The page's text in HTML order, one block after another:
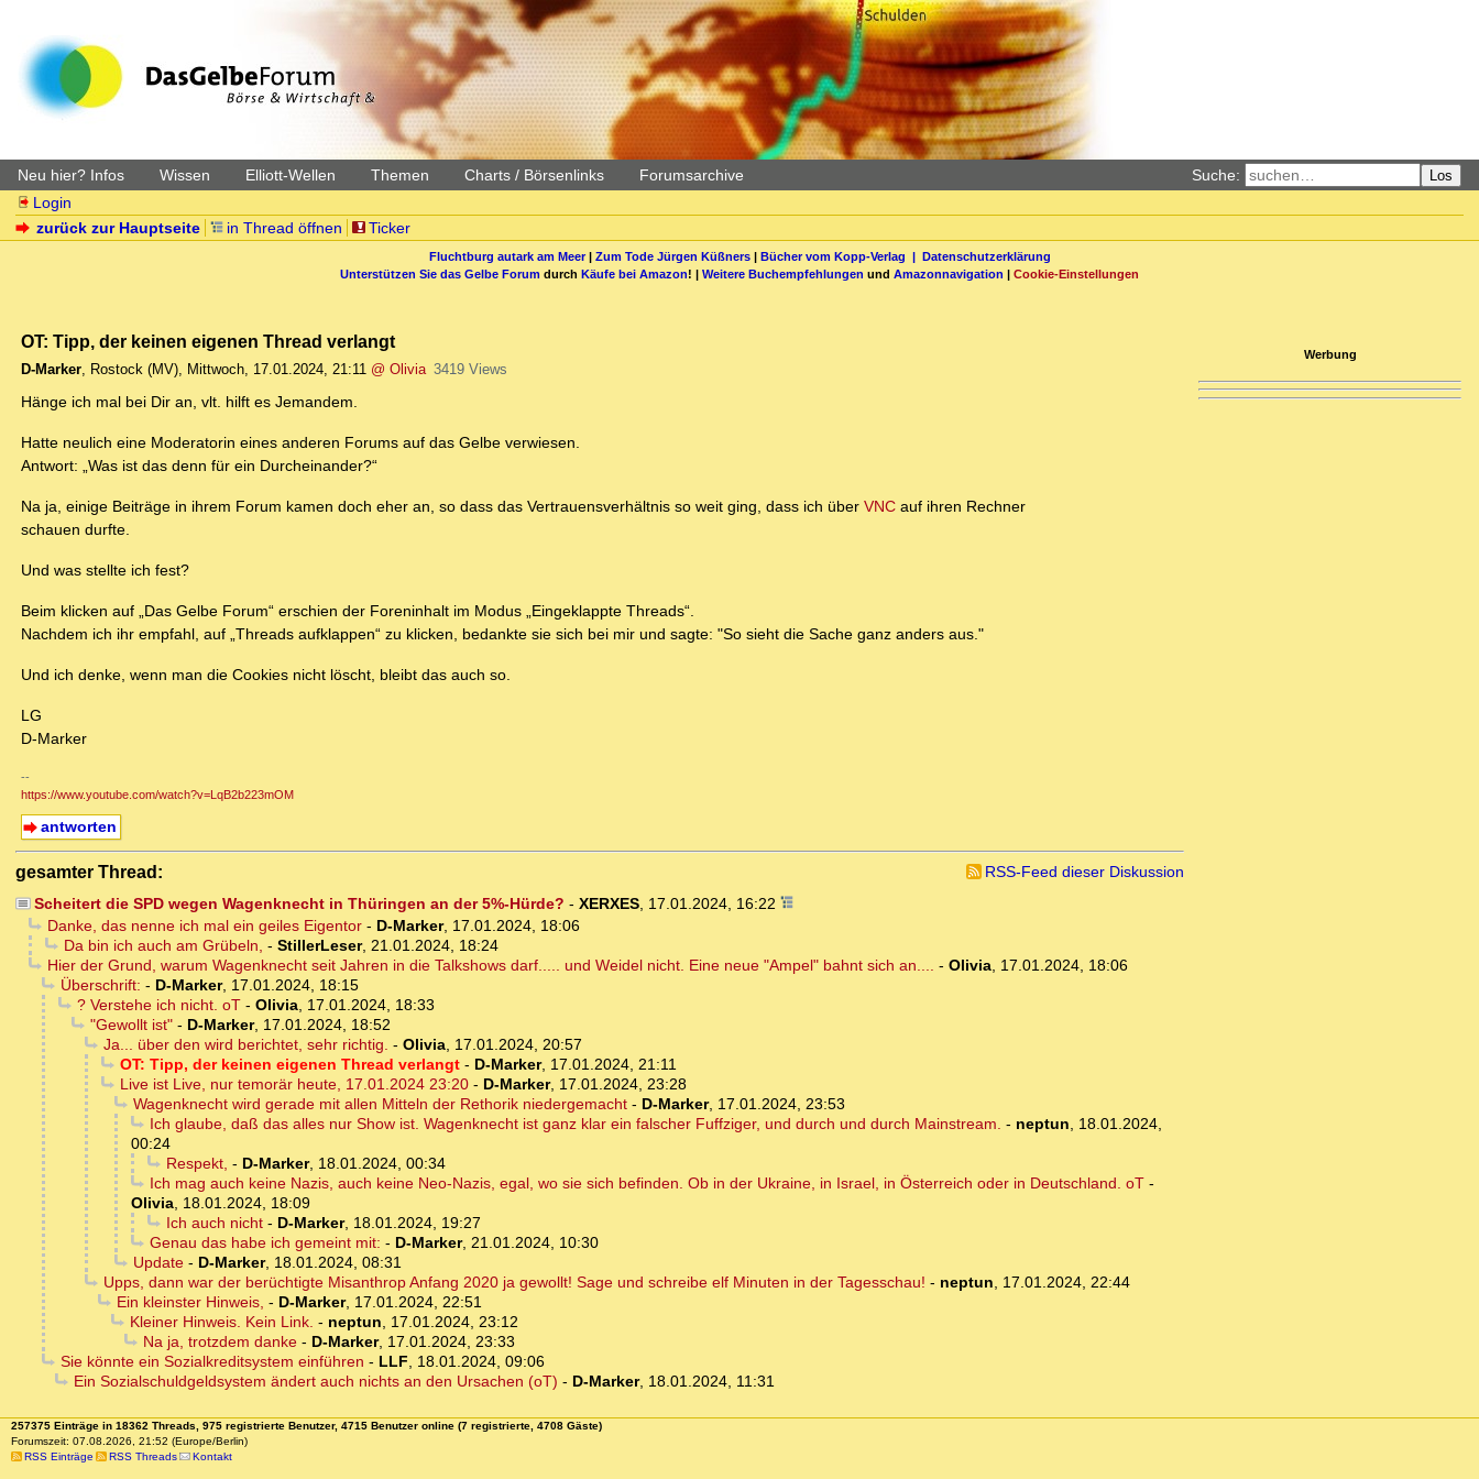
Neu hier? Infos Wissen Elliott-Wellen Themen Charts / Börsenlinks Forumsarchive Suche: Los
Login
zurück zur Hauptseite
in Thread öffnen Ticker
Fluchtburg autark am Meer| Zum Tode Jürgen Küßners| Bücher vom Kopp-Verlag | Datenschutzerklärung
Unterstützen Sie das Gelbe Forum durch Käufe bei Amazon! | Weitere Buchempfehlungen und Amazonnavigation | Cookie-Einstellungen
OT: Tipp, der keinen eigenen Thread verlangt
D-Marker, Rostock (MV), Mittwoch, 17.01.2024, 21:11 @ Olivia 3419 Views
Hänge ich mal bei Dir an, vlt. hilft es Jemandem.
Hatte neulich eine Moderatorin eines anderen Forums auf das Gelbe verwiesen.
Antwort: „Was ist das denn für ein Durcheinander?“
Na ja, einige Beiträge in ihrem Forum kamen doch eher an, so dass das Vertrauensverhältnis so weit ging, dass ich über VNC auf ihren Rechner
schauen durfte.
Und was stellte ich fest?
Beim klicken auf „Das Gelbe Forum“ erschien der Foreninhalt im Modus „Eingeklappte Threads“.
Nachdem ich ihr empfahl, auf „Threads aufklappen“ zu klicken, bedankte sie sich bei mir und sagte: "So sieht die Sache ganz anders aus."
Und ich denke, wenn man die Cookies nicht löscht, bleibt das auch so.
LG
D-Marker
--
https://www.youtube.com/watch?v=LqB2b223mOM
antworten
gesamter Thread:
RSS-Feed dieser Diskussion
Scheitert die SPD wegen Wagenknecht in Thüringen an der 5%-Hürde? - XERXES, 17.01.2024, 16:22
Danke, das nenne ich mal ein geiles Eigentor- D-Marker, 17.01.2024, 18:06
Da bin ich auch am Grübeln, - StillerLeser, 21.01.2024, 18:24
Hier der Grund, warum Wagenknecht seit Jahren in die Talkshows darf..... und Weidel nicht. Eine neue "Ampel" bahnt sich an.... - Olivia, 17.01.2024, 18:06
Überschrift: - D-Marker, 17.01.2024, 18:15
? Verstehe ich nicht. oT- Olivia, 17.01.2024, 18:33
"Gewollt ist"- D-Marker, 17.01.2024, 18:52
Ja... über den wird berichtet, sehr richtig. - Olivia, 17.01.2024, 20:57
OT: Tipp, der keinen eigenen Thread verlangt- D-Marker, 17.01.2024, 21:11
Live ist Live, nur temorär heute, 17.01.2024 23:20- D-Marker, 17.01.2024, 23:28
Wagenknecht wird gerade mit allen Mitteln der Rethorik niedergemacht- D-Marker, 17.01.2024, 23:53
Ich glaube, daß das alles nur Show ist. Wagenknecht ist ganz klar ein falscher Fuffziger, und durch und durch Mainstream. - neptun, 18.01.2024,
00:24
Respekt, - D-Marker, 18.01.2024, 00:34
Ich mag auch keine Nazis, auch keine Neo-Nazis, egal, wo sie sich befinden. Ob in der Ukraine, in Israel, in Österreich oder in Deutschland. oT-
Olivia, 18.01.2024, 18:09
Ich auch nicht- D-Marker, 18.01.2024, 19:27
Genau das habe ich gemeint mit: - D-Marker, 21.01.2024, 10:30
Update- D-Marker, 18.01.2024, 08:31
Upps, dann war der berüchtigte Misanthrop Anfang 2020 ja gewollt! Sage und schreibe elf Minuten in der Tagesschau! - neptun, 17.01.2024, 22:44
Ein kleinster Hinweis, - D-Marker, 17.01.2024, 22:51
Kleiner Hinweis. Kein Link. - neptun, 17.01.2024, 23:12
Na ja, trotzdem danke- D-Marker, 17.01.2024, 23:33
Sie könnte ein Sozialkreditsystem einführen - LLF, 18.01.2024, 09:06
Ein Sozialschuldgeldsystem ändert auch nichts an den Ursachen (oT) - D-Marker, 18.01.2024, 11:31
Werbung
257375 Einträge in 18362 Threads, 975 registrierte Benutzer, 4715 Benutzer online (7 registrierte, 4708 Gäste)
Forumszeit: 07.08.2026, 21:52 (Europe/Berlin)
RSS Einträge
RSS Threads Kontakt